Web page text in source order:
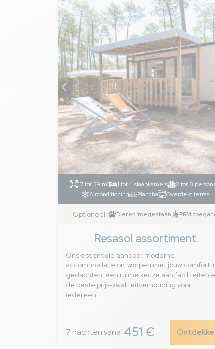
arrow_back
17 tot 39 m² 1 tot 4 slaapkamers
2 tot 8
Airconditioning
Plancha Overdekt terras
Optioneel : Dieren toegestaan PRM
Resasol assortiment
Ons essentiële aanbod: moderne
accommodatie ontworpen met jouw comfort
gedachten, een ruime keuze aan faciliteiten
de beste prijs-kwaliteitverhouding voor
iedereen.
7 nachten vanaf451 €